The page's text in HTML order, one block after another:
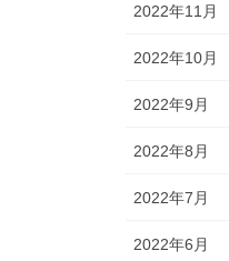
2022年11月
2022年10月
2022年9月
2022年8月
2022年7月
2022年6月